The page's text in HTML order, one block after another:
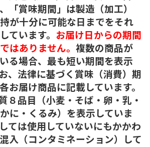
「賞味期間」は製造（加工）
が十分に可能な日までをそれ
ています。 お届け日からの期間
はありません。 複数の商品が
る場合、最も短い期間を表示
、法律に基づく賞味（消費）期
お届け商品に記載しています。
８品目（小麦・そば・卵・乳・
に・くるみ）を表示していま
ては使用していないにもかかわ
入（コンタミネーション）して